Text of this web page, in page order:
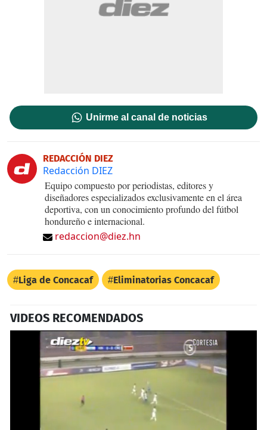
Unirme al canal de noticias
REDACCIÓN DIEZ
Redacción DIEZ
Equipo compuesto por periodistas, editores y
diseñadores especializados exclusivamente en el área
deportiva, con un conocimiento profundo del fútbol
hondureño e internacional.
redaccion@diez.hn
Liga de Concacaf Eliminatorias Concacaf
VIDEOS RECOMENDADOS